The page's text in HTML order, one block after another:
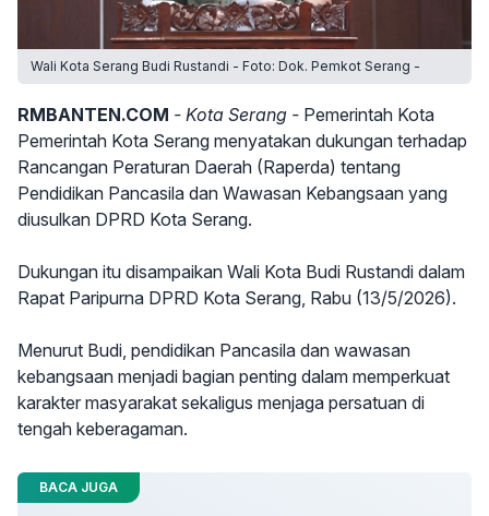
Wali Kota Serang Budi Rustandi - Foto: Dok. Pemkot Serang -
RMBANTEN.COM - Kota Serang - Pemerintah Kota
Pemerintah Kota Serang menyatakan dukungan terhadap
Rancangan Peraturan Daerah (Raperda) tentang
Pendidikan Pancasila dan Wawasan Kebangsaan yang
diusulkan DPRD Kota Serang.
Dukungan itu disampaikan Wali Kota Budi Rustandi dalam
Rapat Paripurna DPRD Kota Serang, Rabu (13/5/2026).
Menurut Budi, pendidikan Pancasila dan wawasan
kebangsaan menjadi bagian penting dalam memperkuat
karakter masyarakat sekaligus menjaga persatuan di
tengah keberagaman.
BACA JUGA